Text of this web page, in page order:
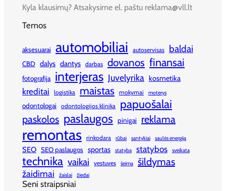
Kyla klausimų? Atsakysime el. paštu reklama@vll.lt
Temos
aksesuarai automobiliai autoservisas baldai
CBD dalys dantys darbas dovanos finansai
fotografija interjeras Juvelyrika kosmetika
kreditai logistika maistas mokymai moterys
odontologai odontologijos klinika papuošalai
paskolos paslaugos pinigai reklama
remontas rinkodara rūbai santykiai saulės energija
SEO SEO paslaugos sportas statyba statybos sveikata
technika vaikai vestuves šeima šildymas
žaidimai žaislai žiedai
Seni straipsniai